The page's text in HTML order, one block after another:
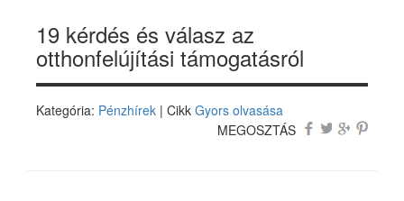
19 kérdés és válasz az
otthonfelújítási támogatásról
Kategória: Pénzhírek | Cikk Gyors olvasása
MEGOSZTÁS